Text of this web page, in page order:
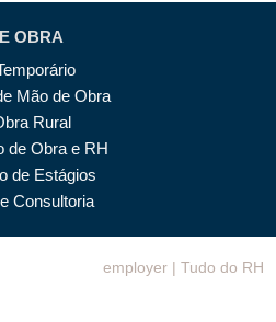
OBRA
Mão de Obra
Rural
de Obra e RH
de Estágios
Consultoria
employer | Tudo do RH